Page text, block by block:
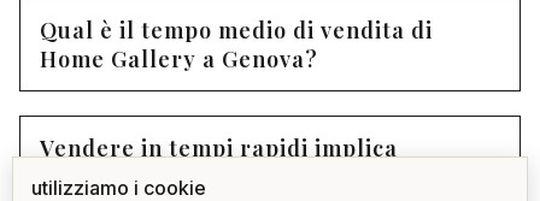
Qual è il tempo medio di vendita di
Home Gallery a Genova?
Vendere in tempi rapidi implica
necessariamente abbassare il prezzo?
utilizziamo i cookie